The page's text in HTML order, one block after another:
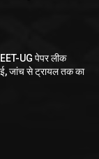
UG पेपर लीक
जांच से ट्रायल तक का